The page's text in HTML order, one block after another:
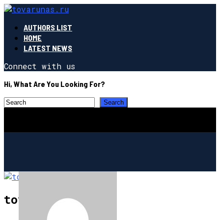
AUTHORS LIST
HOME
LATEST NEWS
Connect with us
Hi, What Are You Looking For?
tovarunas.ru